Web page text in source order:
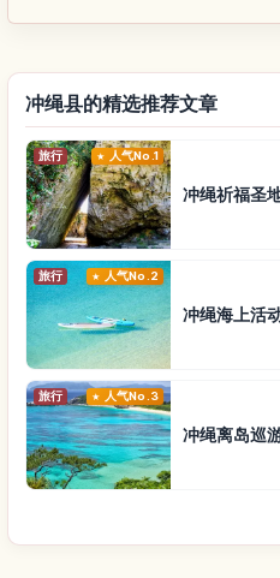
冲绳县的精选推荐文章
旅行 人气No.1
冲绳祈福圣
旅行 人气No.2
冲绳海上活
旅行 人气No.3
冲绳离岛巡